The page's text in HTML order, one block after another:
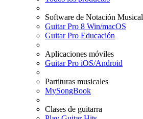
Software de Notación Musical
Guitar Pro 8 Win/macOS
Guitar Pro Educación
Aplicaciones móviles
Guitar Pro iOS/Android
Partituras musicales
MySongBook
Clases de guitarra